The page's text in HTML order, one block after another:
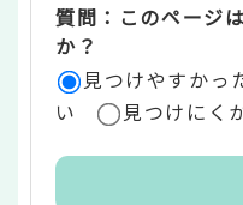
質問：このページ
か？
見つけやすかっ
い
見つけにく